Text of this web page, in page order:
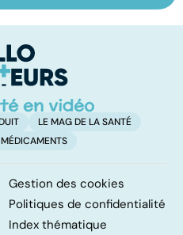
vasculaire
également
touché
LE MAG DE LA SANTÉ
MÉDICAMENTS
Gestion des cookies
Politiques de confidentialité
Index thématique